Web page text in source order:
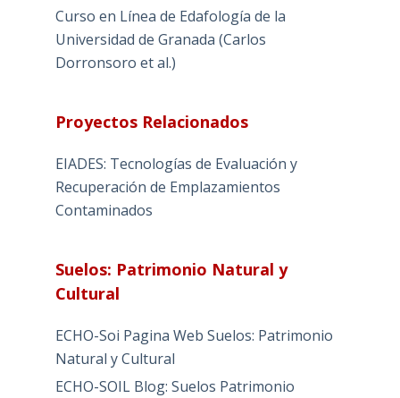
Curso en Línea de Edafología de la
Universidad de Granada (Carlos
Dorronsoro et al.)
Proyectos Relacionados
EIADES: Tecnologías de Evaluación y
Recuperación de Emplazamientos
Contaminados
Suelos: Patrimonio Natural y
Cultural
ECHO-Soi Pagina Web Suelos: Patrimonio
Natural y Cultural
ECHO-SOIL Blog: Suelos Patrimonio